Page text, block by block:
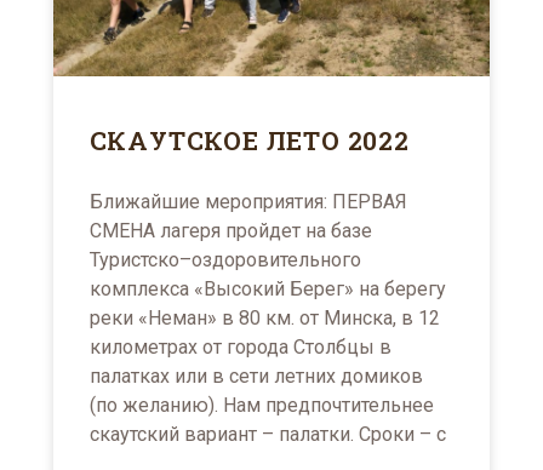
СКАУТСКОЕ ЛЕТО 2022
Ближайшие мероприятия: ПЕРВАЯ
СМЕНА лагеря пройдет на базе
Туристско–оздоровительного
комплекса «Высокий Берег» на берегу
реки «Неман» в 80 км. от Минска, в 12
километрах от города Столбцы в
палатках или в сети летних домиков
(по желанию). Нам предпочтительнее
скаутский вариант – палатки. Сроки – с